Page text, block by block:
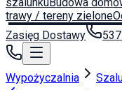
trawy / tereny zielone
Zasięg Dostawy
Wypożyczalnia